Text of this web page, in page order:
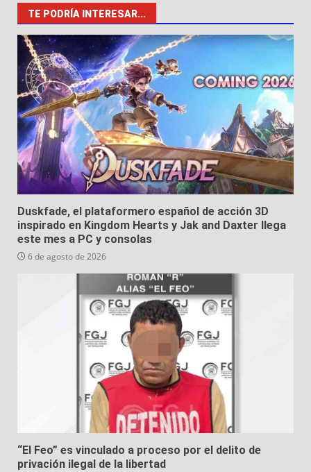
TE PODRÍA INTERESAR...
Duskfade, el plataformero español de acción 3D
inspirado en Kingdom Hearts y Jak and Daxter llega
este mes a PC y consolas
6 de agosto de 2026
“El Feo” es vinculado a proceso por el delito de
privación ilegal de la libertad